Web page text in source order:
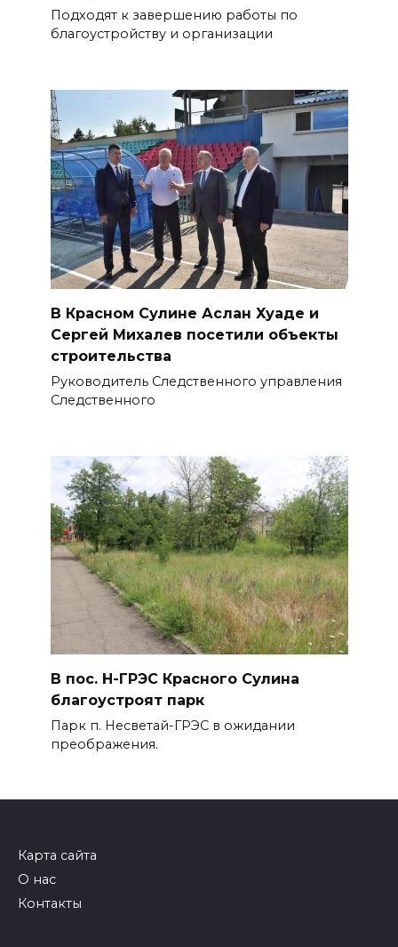
Подходят к завершению работы по
благоустройству и организации
В Красном Сулине Аслан Хуаде и
Сергей Михалев посетили объекты
строительства
Руководитель Следственного управления
Следственного
В пос. Н-ГРЭС Красного Сулина
благоустроят парк
Парк п. Несветай-ГРЭС в ожидании
преображения.
Карта сайта
О нас
Контакты